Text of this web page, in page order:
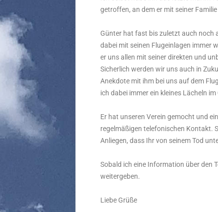
getroffen, an dem er mit seiner
Günter hat fast bis zuletzt auch noch
dabei mit seinen Flugeinlagen immer
er uns allen mit seiner direkten und
Sicherlich werden wir uns auch in
Anekdote mit ihm bei uns auf dem
ich dabei immer ein kleines Lächeln
Er hat unseren Verein gemocht und
regelmäßigen telefonischen Kontakt.
Anliegen, dass Ihr von seinem Tod
Sobald ich eine Information über den
weitergeben.
Liebe Grüße